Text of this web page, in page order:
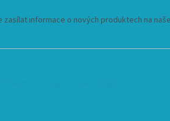
zasílat informace o nových produktech na